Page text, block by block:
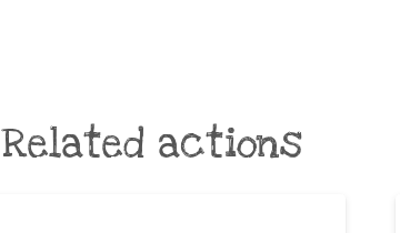
Related actions